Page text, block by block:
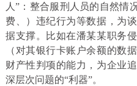
人”：整合服刑人员的自然情
费、）违纪行为等数据，为
据支撑。比如在潘某某职务
（对其银行卡账户余额的数
财产性判项的能力，为企业
深层次问题的“利器”。